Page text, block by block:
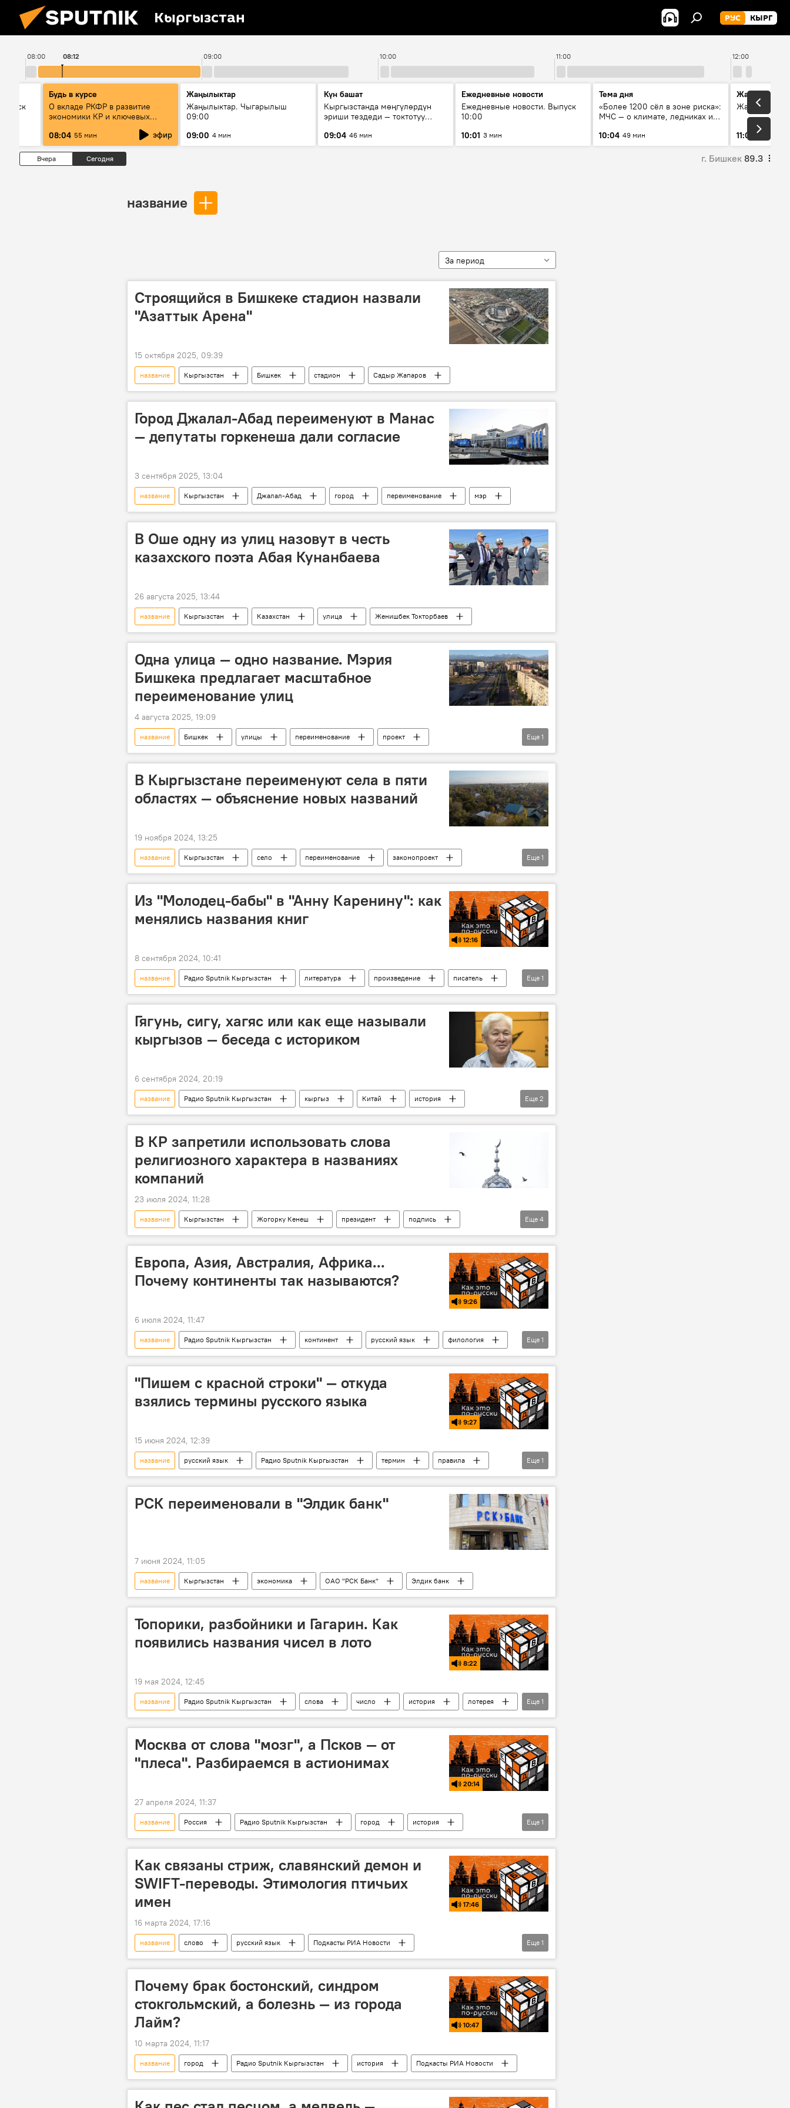
Кыргызстан РУС КЫРГ
08:00 09:00 10:00 11:00 12:00
08:12
Будь в курсе
О вкладе РКФР в развитие
экономики КР и ключевых
08:04 55 мин эфир
Жаңылыктар
Жаңылыктар. Чыгарылыш
09:00
09:00 4 мин
Күн башат
Кыргызстанда мөңгүлөрдүн
эриши тездеди — токтотуу
09:04 46 мин
Ежедневные новости
Ежедневные новости. Выпуск
10:00
10:01 3 мин
Тема дня
«Более 1200 сёл в зоне риска»:
МЧС — о климате, ледниках и
населения
10:04 49 мин
Жаңылыктар
11:01 3 мин
Вчера Сегодня г. Бишкек 89.3
название
За период
Строящийся в Бишкеке стадион назвали
"Азаттык Арена"
15 октября 2025, 09:39
название Кыргызстан Бишкек стадион Садыр Жапаров
Город Джалал-Абад переименуют в Манас
— депутаты горкенеша дали согласие
3 сентября 2025, 13:04
название Кыргызстан Джалал-Абад город переименование мэр
В Оше одну из улиц назовут в честь
казахского поэта Абая Кунанбаева
26 августа 2025, 13:44
название Кыргызстан Казахстан улица Женишбек Токторбаев
Одна улица — одно название. Мэрия
Бишкека предлагает масштабное
переименование улиц
4 августа 2025, 19:09
название Бишкек улицы переименование
проект
Мэрия города Бишкек
Еще 1
В Кыргызстане переименуют села в пяти
областях — объяснение новых названий
19 ноября 2024, 13:25
название Кыргызстан село переименование
законопроект
объяснение
Еще 1
Из "Молодец-бабы" в "Анну Каренину": как
менялись названия книг
12:16
8 сентября 2024, 10:41
название Радио Sputnik Кыргызстан литература произведение
писатель
Подкасты РИА Новости
Еще 1
Гягунь, сигу, хагяс или как еще называли
кыргызов — беседа с историком
6 сентября 2024, 20:19
название Радио Sputnik Кыргызстан кыргыз Китай
история
проживание
происхождение
Еще 2
В КР запретили использовать слова
религиозного характера в названиях
компаний
23 июля 2024, 11:28
название Кыргызстан Жогорку Кенеш президент
подпись
Садыр Жапаров
закон религия компания
Еще 4
Европа, Азия, Австралия, Африка...
Почему континенты так называются?
9:26
6 июля 2024, 11:47
название Радио Sputnik Кыргызстан континент русский язык
филология
Подкасты РИА Новости
Еще 1
"Пишем с красной строки" — откуда
взялись термины русского языка
9:27
15 июня 2024, 12:39
название русский язык Радио Sputnik Кыргызстан термин
правила
правописание
Еще 1
РСК переименовали в "Элдик банк"
7 июня 2024, 11:05
название Кыргызстан экономика ОАО "РСК Банк" Элдик банк
Топорики, разбойники и Гагарин. Как
появились названия чисел в лото
8:22
19 мая 2024, 12:45
название Радио Sputnik Кыргызстан слова число история
лотерея
Подкасты РИА Новости
Еще 1
Москва от слова "мозг", а Псков — от
"плеса". Разбираемся в астионимах
20:14
27 апреля 2024, 11:37
название Россия Радио Sputnik Кыргызстан город
история
Подкасты РИА Новости
Еще 1
Как связаны стриж, славянский демон и
SWIFT-переводы. Этимология птичьих
имен
17:46
16 марта 2024, 17:16
название слово русский язык
Подкасты РИА Новости
Радио Sputnik Кыргызстан
Еще 1
Почему брак бостонский, синдром
стокгольмский, а болезнь — из города
Лайм?
10:47
10 марта 2024, 11:17
название город Радио Sputnik Кыргызстан история Подкасты РИА Новости